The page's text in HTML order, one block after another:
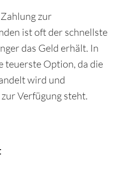
zur
ist oft der schnellste
das Geld erhält. In
teuerste Option, da die
wird und
Verfügung steht.